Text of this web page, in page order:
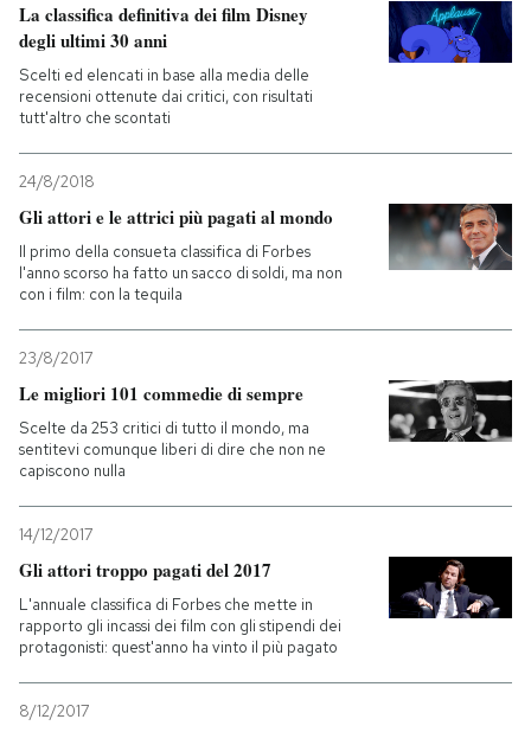
La classifica definitiva dei film Disney
degli ultimi 30 anni
Scelti ed elencati in base alla media delle
recensioni ottenute dai critici, con risultati
tutt'altro che scontati
24/8/2018
Gli attori e le attrici più pagati al mondo
Il primo della consueta classifica di Forbes
l'anno scorso ha fatto un sacco di soldi, ma non
con i film: con la tequila
23/8/2017
Le migliori 101 commedie di sempre
Scelte da 253 critici di tutto il mondo, ma
sentitevi comunque liberi di dire che non ne
capiscono nulla
14/12/2017
Gli attori troppo pagati del 2017
L'annuale classifica di Forbes che mette in
rapporto gli incassi dei film con gli stipendi dei
protagonisti: quest'anno ha vinto il più pagato
8/12/2017